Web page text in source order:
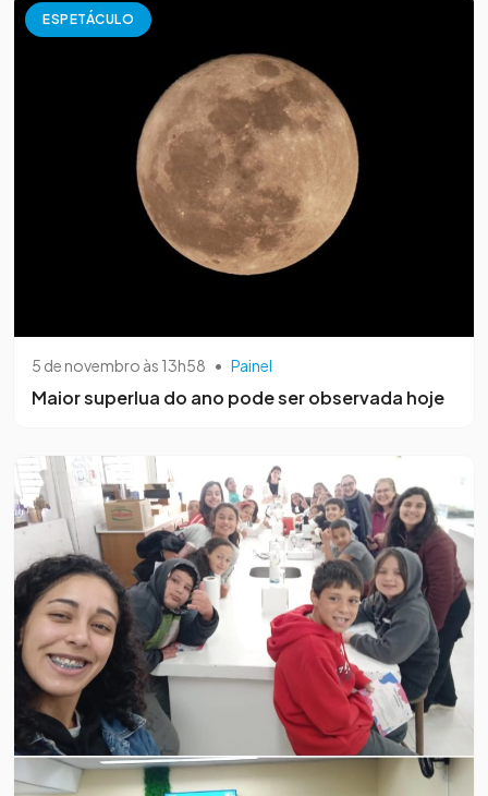
ESPETÁCULO
5 de novembro às 13h58 • Painel
Maior superlua do ano pode ser observada hoje